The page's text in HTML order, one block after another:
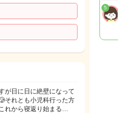
が日に日に絶壁になって
それとも小児科行った方
れから寝返り始まる…
5